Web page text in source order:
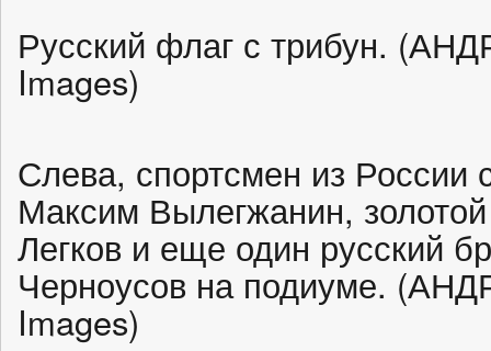
Русский флаг с трибун.
Images)
Слева, спортсмен из
Максим Вылегжанин,
Легков и еще один русский
Черноусов на подиуме.
Images)